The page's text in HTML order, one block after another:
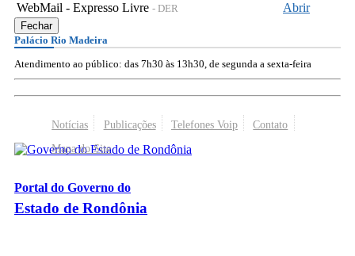
WebMail - Expresso Livre - DER Abrir
Fechar
Palácio Rio Madeira
Atendimento ao público: das 7h30 às 13h30, de segunda a sexta-feira
Notícias Publicações Telefones Voip
Contato
Mapa do Site
Portal do Governo do
Estado de Rondônia